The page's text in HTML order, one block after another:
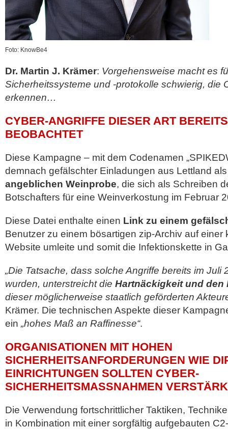
Foto: KnowBe4
Dr. Martin J. Krämer: Vorgehensweise macht es
Sicherheitssysteme und -protokolle schwierig, die
erkennen…
CYBER-ANGRIFFE DIESER ART
BEOBACHTET
Diese Kampagne – mit dem Codenamen
demnach gefälschter Einladungen aus Lettland
angeblichen Weinprobe, die sich als Schreiben
Botschafters für eine Weinverkostung im Februar
Diese Datei enthalte einen Link zu einem
Benutzer zu einem bösartigen zip-Archiv auf einer
Website umleite und somit die Infektionskette in
„Die Tatsache, dass solche Angriffe bereits im Juli
wurden, unterstreicht die Hartnäckigkeit und den
dieser möglicherweise staatlich geförderten
Krämer. Die technischen Aspekte dieser
ein „hohes Maß an Raffinesse“.
ORGANISATIONEN MIT HOHEN
SICHERHEITSANFORDERUNGEN WIE
EINRICHTUNGEN SOLLTEN CYBER-
SICHERHEITSMASSNAHMEN
Die Verwendung fortschrittlicher Taktiken,
in Kombination mit einer sorgfältig aufgebauten